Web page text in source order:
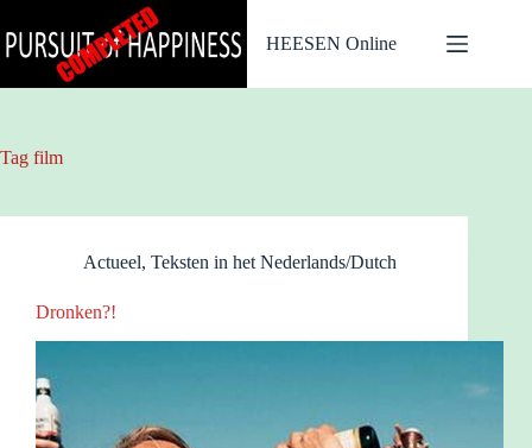
naar
de
HEESEN Online
Tag film
Actueel, Teksten in het Nederlands/Dutch
Dronken?!